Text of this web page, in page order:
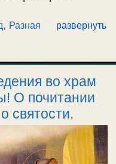
—
ложится и
что ли
грешил? — …
, Разная
развернуть
во храм
О почитании
святости.